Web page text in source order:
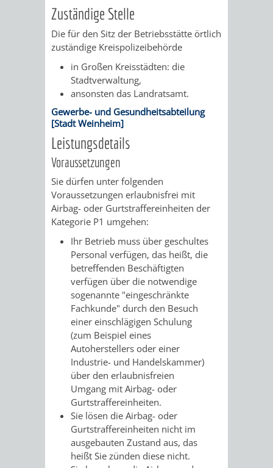
WIEDERVERMIETUNGSPRÄMIE
FÜR
FÜR
Zuständige Stelle
Die für den Sitz der Betriebsstätte örtlich
zuständige Kreispolizeibehörde
in Großen Kreisstädten: die
Stadtverwaltung,
ansonsten das Landratsamt.
Gewerbe- und Gesundheitsabteilung
[Stadt Weinheim]
Leistungsdetails
Voraussetzungen
Sie dürfen unter folgenden
Voraussetzungen erlaubnisfrei mit
Airbag- oder Gurtstraffereinheiten der
Kategorie P1 umgehen:
Ihr Betrieb muss über geschultes
Personal verfügen, das heißt, die
betreffenden Beschäftigten
verfügen über die notwendige
sogenannte "eingeschränkte
Fachkunde" durch den Besuch
einer einschlägigen Schulung
(zum Beispiel eines
Autoherstellers oder einer
Industrie- und Handelskammer)
über den erlaubnisfreien
Umgang mit Airbag- oder
Gurtstraffereinheiten.
Sie lösen die Airbag- oder
Gurtstraffereinheiten nicht im
ausgebauten Zustand aus, das
heißt Sie zünden diese nicht.